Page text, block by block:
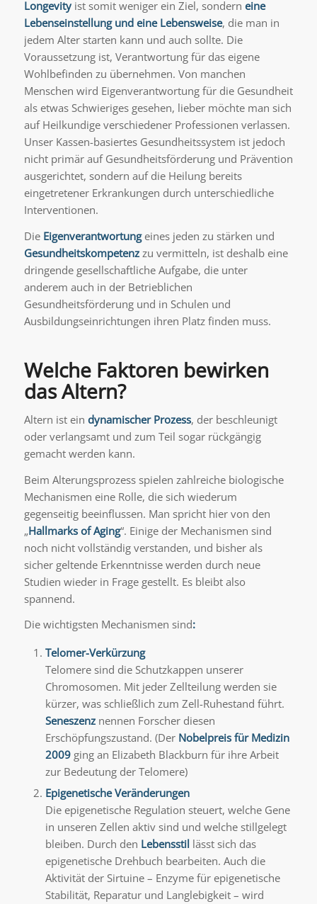
Longevityist somit weniger ein Ziel, sondern eine
Lebenseinstellung und eine Lebensweise, die man in
jedem Alter starten kann und auch sollte. Die
Voraussetzung ist, Verantwortung für das eigene
Wohlbefinden zu übernehmen. Von manchen
Menschen wird Eigenverantwortung für die Gesundheit
als etwas Schwieriges gesehen, lieber möchte man sich
auf Heilkundige verschiedener Professionen verlassen.
Unser Kassen-basiertes Gesundheitssystem ist jedoch
nicht primär auf Gesundheitsförderung und Prävention
ausgerichtet, sondern auf die Heilung bereits
eingetretener Erkrankungen durch unterschiedliche
Interventionen.
Die Eigenverantwortungeines jeden zu stärken und
Gesundheitskompetenzzu vermitteln, ist deshalb eine
dringende gesellschaftliche Aufgabe, die unter
anderem auch in der Betrieblichen
Gesundheitsförderung und in Schulen und
Ausbildungseinrichtungen ihren Platz finden muss.
Welche Faktoren bewirken
das Altern?
Altern ist ein dynamischer Prozess, der beschleunigt
oder verlangsamt und zum Teil sogar rückgängig
gemacht werden kann.
Beim Alterungsprozess spielen zahlreiche biologische
Mechanismen eine Rolle, die sich wiederum
gegenseitig beeinflussen. Man spricht hier von den
„Hallmarks of Aging“. Einige der Mechanismen sind
noch nicht vollständig verstanden, und bisher als
sicher geltende Erkenntnisse werden durch neue
Studien wieder in Frage gestellt. Es bleibt also
spannend.
Die wichtigsten Mechanismen sind:
Telomer-Verkürzung
Telomere sind die Schutzkappen unserer
Chromosomen. Mit jeder Zellteilung werden sie
kürzer, was schließlich zum Zell-Ruhestand führt.
Seneszenz nennen Forscher diesen
Erschöpfungszustand. (Der Nobelpreis für Medizin
2009ging an Elizabeth Blackburn für ihre Arbeit
zur Bedeutung der Telomere)
Epigenetische Veränderungen
Die epigenetische Regulation steuert, welche Gene
in unseren Zellen aktiv sind und welche stillgelegt
bleiben. Durch den Lebensstil lässt sich das
epigenetische Drehbuch bearbeiten. Auch die
Aktivität der Sirtuine – Enzyme für epigenetische
Stabilität, Reparatur und Langlebigkeit – wird